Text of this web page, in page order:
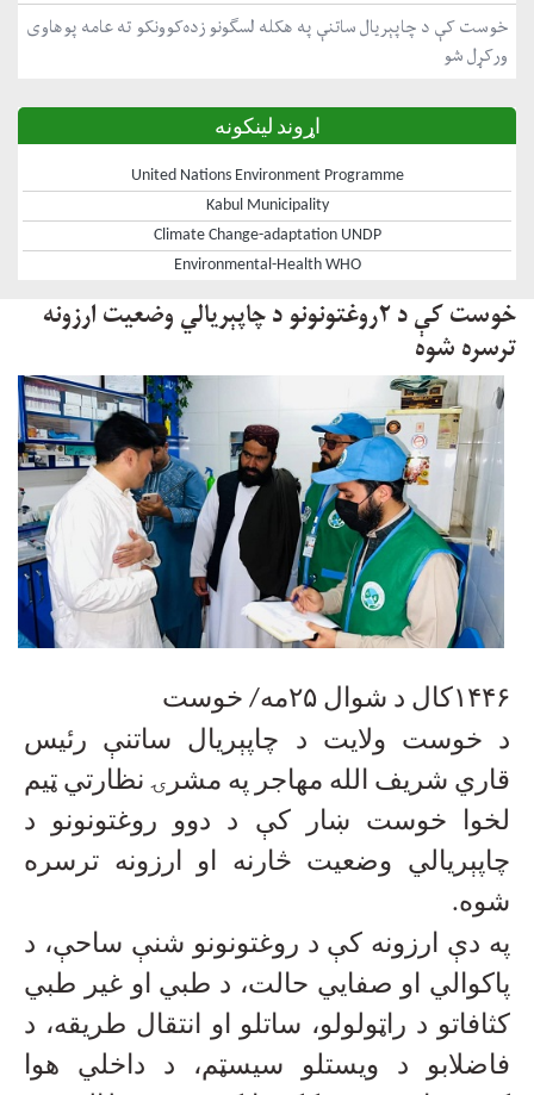
خوست کې د چاپېریال ساتنې په هکله لسګونو زده‌کوونکو ته عامه پوهاوی
ورکړل شو
اړوند لینکونه
United Nations Environment Programme
Kabul Municipality
Climate Change-adaptation UNDP
Environmental-Health WHO
خوست کې د ۲روغتونونو د چاپېریالي وضعیت ارزونه
ترسره شوه
۱۴۴۶کال د شوال ۲۵مه/ خوست
د خوست ولایت د چاپېریال ساتنې رئیس
قاري شریف الله مهاجر په مشرۍ نظارتي ټیم
لخوا خوست ښار کې د دوو روغتونونو د
چاپېریالي وضعیت څارنه او ارزونه ترسره
شوه.
په دې ارزونه کې د روغتونونو شنې ساحې، د
پاکوالي او صفايي حالت، د طبي او غیر طبي
کثافاتو د راټولولو، ساتلو او انتقال طریقه، د
فاضلابو د ویستلو سیسټم، د داخلي هوا